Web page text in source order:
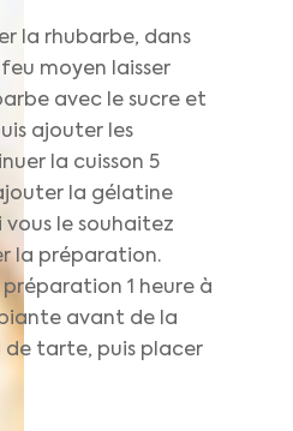
la rhubarbe, dans
moyen laisser
avec le sucre et
ajouter les
la cuisson 5
la gélatine
vous le souhaitez
la préparation.
préparation 1 heure à
avant de la
de tarte, puis placer